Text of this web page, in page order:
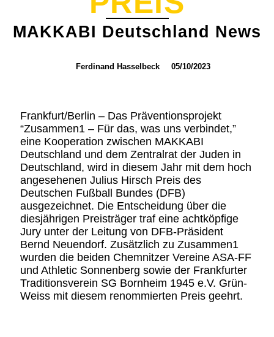
MAKKABI Deutschland News
Ferdinand Hasselbeck 05/10/2023
Frankfurt/Berlin – Das Präventionsprojekt
“Zusammen1 – Für das, was uns verbindet,”
eine Kooperation zwischen MAKKABI
Deutschland und dem Zentralrat der Juden in
Deutschland, wird in diesem Jahr mit dem hoch
angesehenen Julius Hirsch Preis des
Deutschen Fußball Bundes (DFB)
ausgezeichnet. Die Entscheidung über die
diesjährigen Preisträger traf eine achtköpfige
Jury unter der Leitung von DFB-Präsident
Bernd Neuendorf. Zusätzlich zu Zusammen1
wurden die beiden Chemnitzer Vereine ASA-FF
und Athletic Sonnenberg sowie der Frankfurter
Traditionsverein SG Bornheim 1945 e.V. Grün-
Weiss mit diesem renommierten Preis geehrt.